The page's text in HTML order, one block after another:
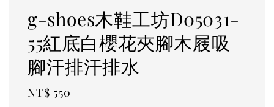
g-shoes木鞋工坊D05031-
55紅底白櫻花夾腳木屐吸
腳汗排汗排水
Regular
NT$ 550